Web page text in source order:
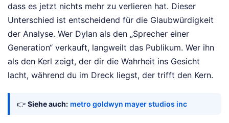
dass es jetzt nichts mehr zu verlieren hat. Dieser
Unterschied ist entscheidend für die Glaubwürdigkeit
der Analyse. Wer Dylan als den „Sprecher einer
Generation“ verkauft, langweilt das Publikum. Wer ihn
als den Kerl zeigt, der dir die Wahrheit ins Gesicht
lacht, während du im Dreck liegst, der trifft den Kern.
👉 Siehe auch: metro goldwyn mayer studios inc